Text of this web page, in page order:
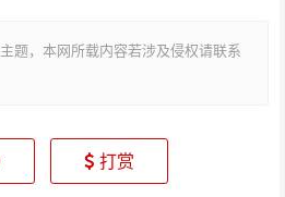
题，本网所载内容若涉及侵权请联系
打赏